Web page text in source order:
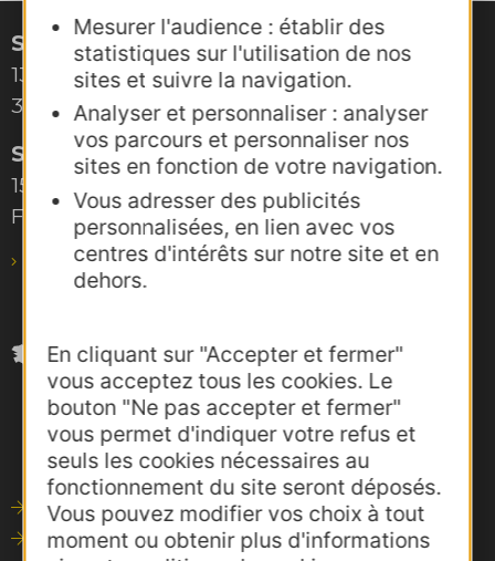
Mesurer l'audience : établir des
statistiques sur l'utilisation de nos
sites et suivre la navigation.
Analyser et personnaliser : analyser
vos parcours et personnaliser nos
sites en fonction de votre navigation.
Vous adresser des publicités
personnalisées, en lien avec vos
centres d'intérêts sur notre site et en
dehors.
En cliquant sur "Accepter et fermer"
vous acceptez tous les cookies. Le
bouton "Ne pas accepter et fermer"
vous permet d'indiquer votre refus et
seuls les cookies nécessaires au
fonctionnement du site seront déposés.
Vous pouvez modifier vos choix à tout
moment ou obtenir plus d'informations
Site de Montpellier
132, boulevard Pénélope
34000 Montpellier
Site de Toulouse
15, rue Rivals – CS 78543
F-31685 Toulouse Cedex 6
pro@agence-adocc.com
Outils de communication
Photothèque